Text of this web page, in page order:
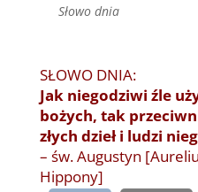
Słowo dnia
SŁOWO DNIA:
Jak niegodziwi źle
bożych, tak
złych dzieł i ludzi
– św. Augustyn
Hippony]